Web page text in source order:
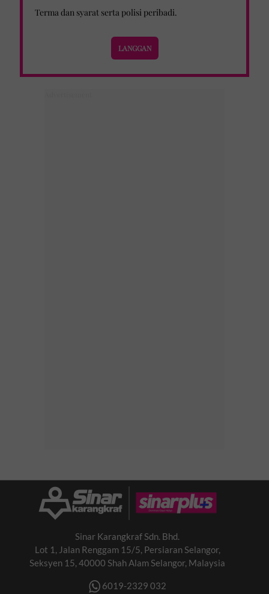
Terma dan syarat serta polisi peribadi.
Sinar Karangkraf Sdn. Bhd.
Lot 1, Jalan Renggam 15/5, Persiaran Selangor,
Seksyen 15, 40000 Shah Alam Selangor, Malaysia
6019-2329 032